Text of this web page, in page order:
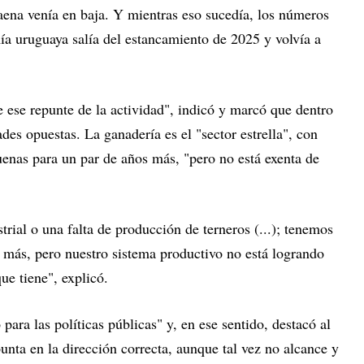
venía en baja. Y mientras eso sucedía, los números
uruguaya salía del estancamiento de 2025 y volvía a
repunte de la actividad", indicó y marcó que dentro
opuestas. La ganadería es el "sector estrella", con
para un par de años más, "pero no está exenta de
o una falta de producción de terneros (...); tenemos
pero nuestro sistema productivo no está logrando
tiene", explicó.
las políticas públicas" y, en ese sentido, destacó al
en la dirección correcta, aunque tal vez no alcance y